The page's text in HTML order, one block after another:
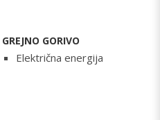
GREJNO GORIVO
Električna energija